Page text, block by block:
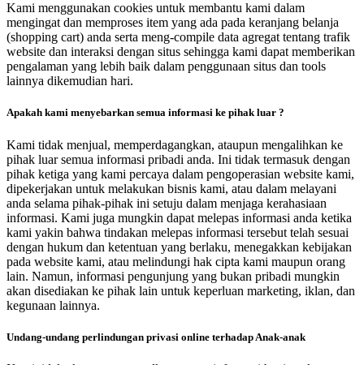
Kami menggunakan cookies untuk membantu kami dalam
mengingat dan memproses item yang ada pada keranjang belanja
(shopping cart) anda serta meng-compile data agregat tentang trafik
website dan interaksi dengan situs sehingga kami dapat memberikan
pengalaman yang lebih baik dalam penggunaan situs dan tools
lainnya dikemudian hari.
Apakah kami menyebarkan semua informasi ke pihak luar ?
Kami tidak menjual, memperdagangkan, ataupun mengalihkan ke
pihak luar semua informasi pribadi anda. Ini tidak termasuk dengan
pihak ketiga yang kami percaya dalam pengoperasian website kami,
dipekerjakan untuk melakukan bisnis kami, atau dalam melayani
anda selama pihak-pihak ini setuju dalam menjaga kerahasiaan
informasi. Kami juga mungkin dapat melepas informasi anda ketika
kami yakin bahwa tindakan melepas informasi tersebut telah sesuai
dengan hukum dan ketentuan yang berlaku, menegakkan kebijakan
pada website kami, atau melindungi hak cipta kami maupun orang
lain. Namun, informasi pengunjung yang bukan pribadi mungkin
akan disediakan ke pihak lain untuk keperluan marketing, iklan, dan
kegunaan lainnya.
Undang-undang perlindungan privasi online terhadap Anak-anak